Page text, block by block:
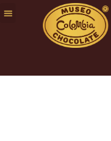
FUNDACIÓNNUESTRATRABAJA